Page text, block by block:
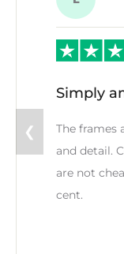
Simply
The frames
and detail.
are not
cent.
❮